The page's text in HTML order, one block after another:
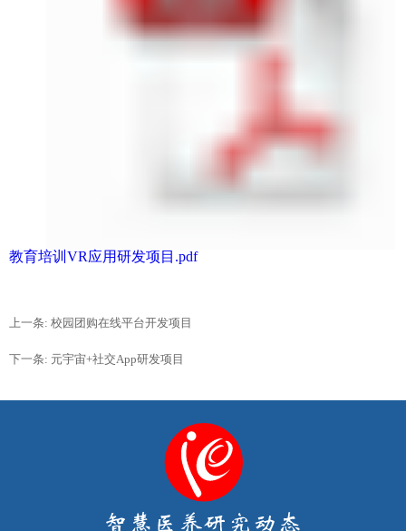
教育培训VR应用研发项目.pdf
上一条: 校园团购在线平台开发项目
下一条: 元宇宙+社交App研发项目